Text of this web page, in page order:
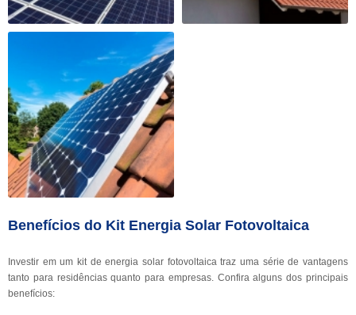
Benefícios do Kit Energia Solar Fotovoltaica
Investir em um kit de energia solar fotovoltaica traz uma série de vantagens
tanto para residências quanto para empresas. Confira alguns dos principais
benefícios: